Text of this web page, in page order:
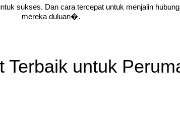
sukses. Dan cara tercepat untuk menjalin
mereka duluan�.
Terbaik untuk